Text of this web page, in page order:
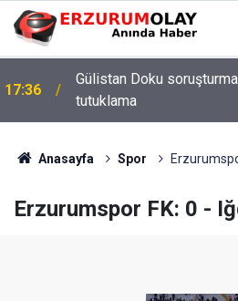
17:36
Gülistan Doku
tutuklama
Anasayfa Spor
Erzurumspor FK: 0 -